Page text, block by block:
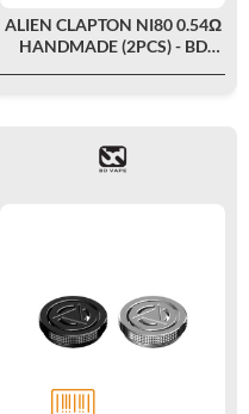
ALIEN CLAPTON NI80 0.54Ω
HANDMADE (2PCS) - BD